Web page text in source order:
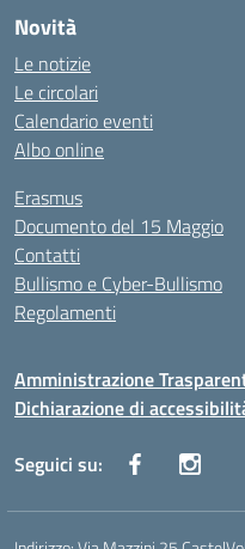
Novità
Le notizie
Le circolari
Calendario eventi
Albo online
Erasmus
Documento del 15 Maggio
Contatti
Bullismo e Cyber-Bullismo
Regolamenti
Amministrazione
Dichiarazione di
Seguici su: